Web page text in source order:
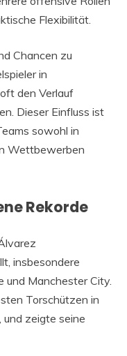
Flexibilität.
Chancen zu
in
den Verlauf
Dieser Einfluss ist
sowohl in
Wettbewerben
Rekorde
insbesondere
und Manchester City.
Torschützen in
und zeigte seine